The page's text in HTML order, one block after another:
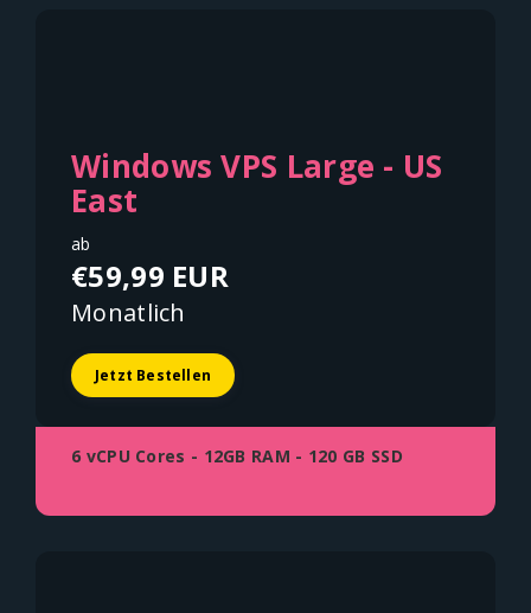
Windows VPS Large - US
East
ab
€59,99 EUR
Monatlich
Jetzt Bestellen
6 vCPU Cores - 12GB RAM - 120 GB SSD